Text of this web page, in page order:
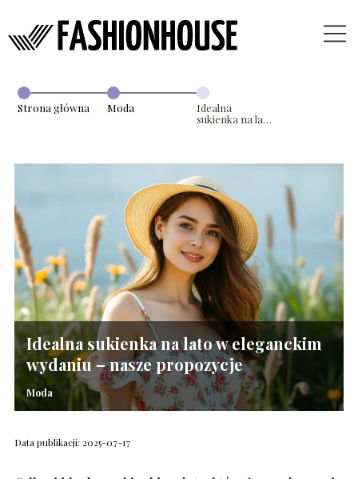
Strona główna Moda
Idealna
sukienka na lato
propozycje
Idealna sukienka na lato w eleganckim
wydaniu – nasze propozycje
Moda
Data publikacji: 2025-07-17